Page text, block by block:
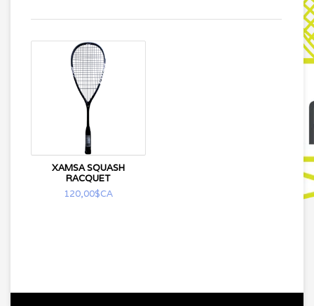
XAMSA SQUASH
RACQUET
120,00$CA